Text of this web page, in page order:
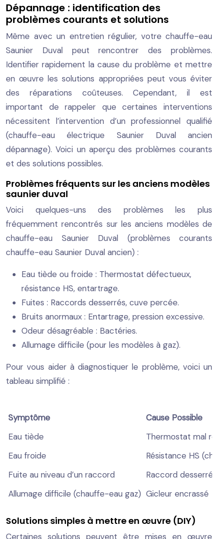
Dépannage : identification des
problèmes courants et solutions
Même avec un entretien régulier, votre chauffe-eau
Saunier Duval peut rencontrer des problèmes.
Identifier rapidement la cause du problème et mettre
en œuvre les solutions appropriées peut vous éviter
des réparations coûteuses. Cependant, il est
important de rappeler que certaines interventions
nécessitent l’intervention d’un professionnel qualifié
(chauffe-eau électrique Saunier Duval ancien
dépannage). Voici un aperçu des problèmes courants
et des solutions possibles.
Problèmes fréquents sur les anciens modèles
saunier duval
Voici quelques-uns des problèmes les plus
fréquemment rencontrés sur les anciens modèles de
chauffe-eau Saunier Duval (problèmes courants
chauffe-eau Saunier Duval ancien) :
Eau tiède ou froide : Thermostat défectueux,
résistance HS, entartrage.
Fuites : Raccords desserrés, cuve percée.
Bruits anormaux : Entartrage, pression excessive.
Odeur désagréable : Bactéries.
Allumage difficile (pour les modèles à gaz).
Pour vous aider à diagnostiquer le problème, voici un
tableau simplifié :
Symptôme
Cause Possible
Eau tiède
Thermostat mal
Eau froide
Résistance HS
Fuite au niveau d’un raccord
Raccord desserré
Allumage difficile (chauffe-eau gaz) Gicleur encrassé
Solutions simples à mettre en œuvre (DIY)
Certaines solutions peuvent être mises en œuvre